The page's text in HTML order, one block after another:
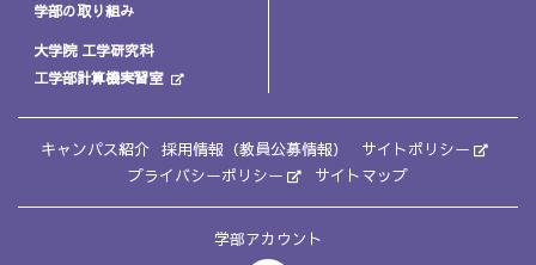
学部の取り組み
大学院 工学研究科
工学部計算機実習室
キャンパス紹介 採用情報（教員公募情報）
サイトポリシー
プライバシーポリシー
サイトマップ
学部アカウント